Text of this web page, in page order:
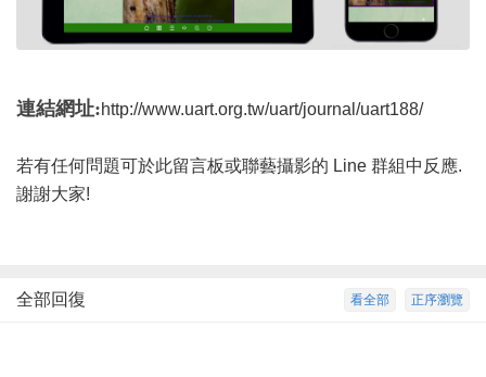
連結網址:http://www.uart.org.tw/uart/journal/uart188/
若有任何問題可於此留言板或聯藝攝影的 Line 群組中反應.
謝謝大家!
正序瀏覽
看全部
全部回復